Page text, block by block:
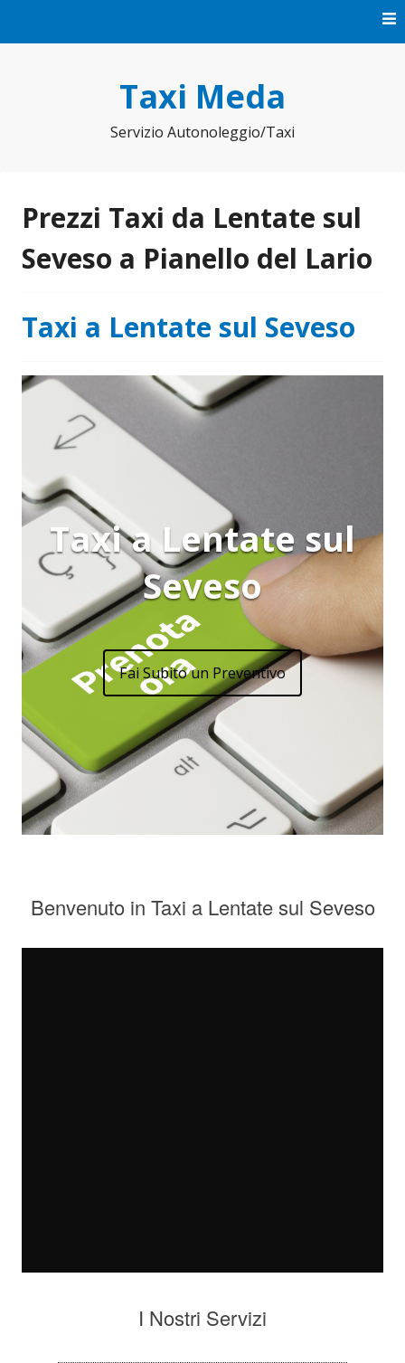
Taxi Meda
Servizio Autonoleggio/Taxi
Prezzi Taxi da Lentate sul
Seveso a Pianello del Lario
Taxi a Lentate sul Seveso
Taxi a Lentate sul
Seveso
Fai Subito un Preventivo
Benvenuto in Taxi a Lentate sul Seveso
I Nostri Servizi